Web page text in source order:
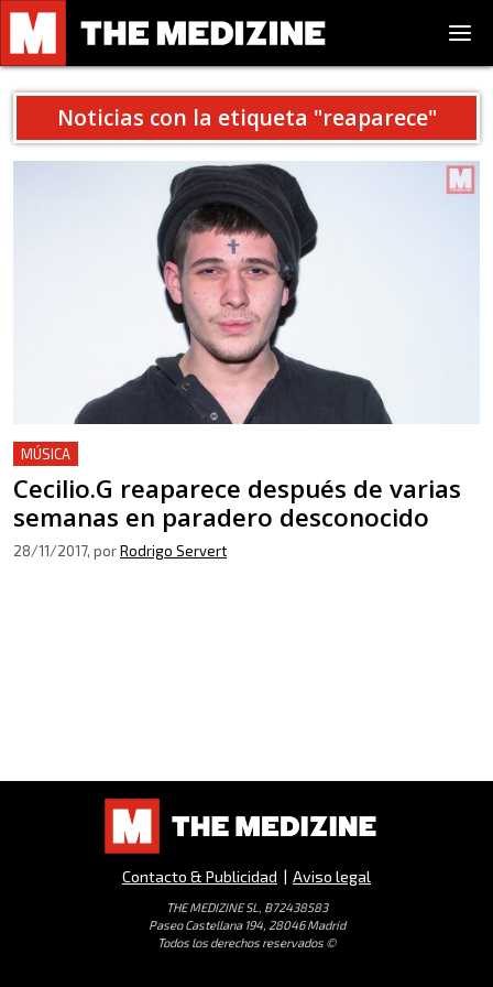
Noticias con la etiqueta "reaparece"
MÚSICA
Cecilio.G reaparece después de varias
semanas en paradero desconocido
28/11/2017, porRodrigo Servert
Contacto & Publicidad | Aviso legal
THE MEDIZINE SL, B72438583
Paseo Castellana 194, 28046 Madrid
Todos los derechos reservados ©